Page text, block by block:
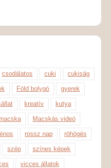
csodálatos cuki cukiság
Föld bolygó gyerek
kreatív kutya
Macskás videó
rossz nap röhögés
szép színes képek
vicces állatok